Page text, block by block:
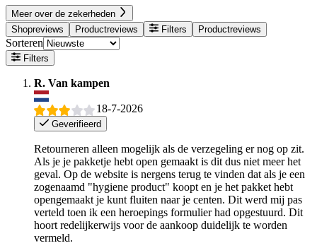
Meer over de zekerheden
Shopreviews
Productreviews Filters Productreviews
Sorteren
Filters
R. Van kampen
18-7-2026
Geverifieerd
Retourneren alleen mogelijk als de verzegeling er nog op zit.
Als je je pakketje hebt open gemaakt is dit dus niet meer het
geval. Op de website is nergens terug te vinden dat als je een
zogenaamd "hygiene product" koopt en je het pakket hebt
opengemaakt je kunt fluiten naar je centen. Dit werd mij pas
verteld toen ik een heroepings formulier had opgestuurd. Dit
hoort redelijkerwijs voor de aankoop duidelijk te worden
vermeld.